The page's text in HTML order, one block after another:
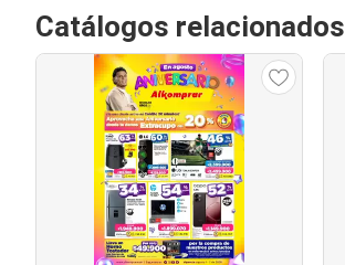
Catálogos relacionados